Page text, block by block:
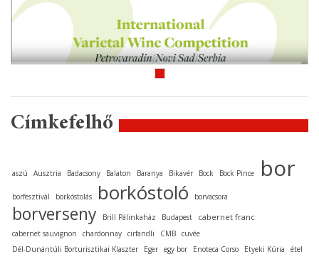
Címkefelhő
aszú Ausztria Badacsony Balaton Baranya Bikavér Bock Bock Pince bor
borfesztivál borkóstolás borkóstoló borvacsora
borverseny Brill Pálinkaház Budapest cabernet franc
cabernet sauvignon chardonnay cirfandli CMB cuvée
Dél-Dunántúli Borturisztikai Klaszter
Eger egy bor Enoteca Corso Etyeki Kúria
étel